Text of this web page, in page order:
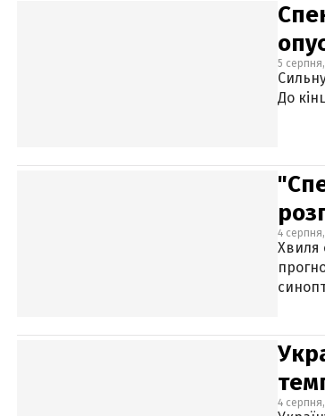
5 серпня,
До
4 серпня,
Хвиля
4 серпня,